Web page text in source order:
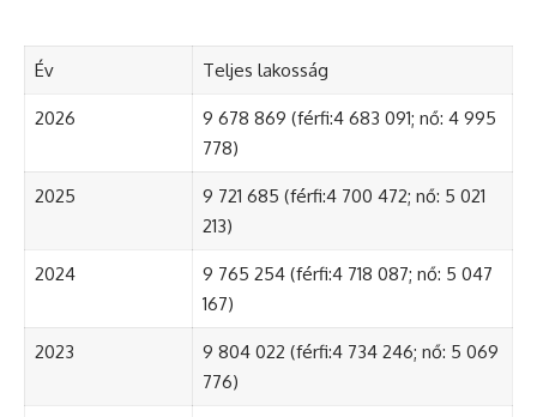
Év Teljes lakosság
2026
9 678 869 (férfi:4 683 091; nő: 4 995
778)
2025
9 721 685 (férfi:4 700 472; nő: 5 021
213)
2024
9 765 254 (férfi:4 718 087; nő: 5 047
167)
2023
9 804 022 (férfi:4 734 246; nő: 5 069
776)